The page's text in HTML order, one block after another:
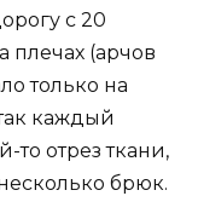
с 20
(арчов
только на
каждый
то отрез ткани,
брюк.